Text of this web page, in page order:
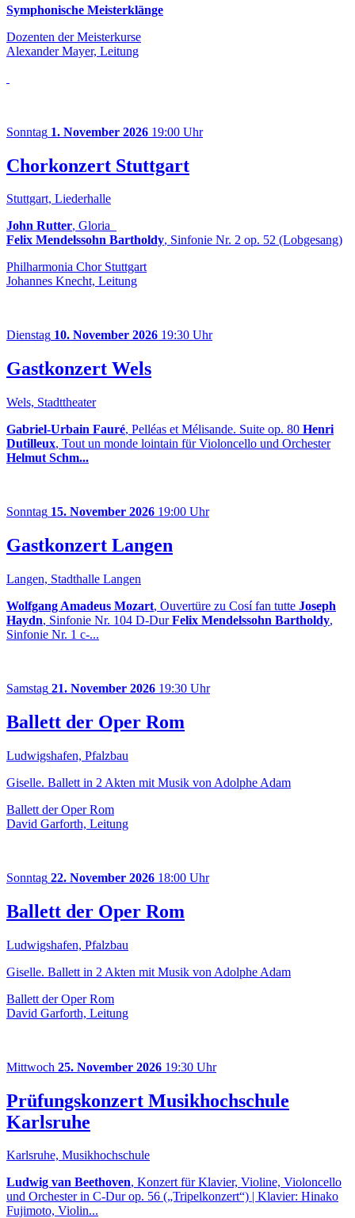
Symphonische Meisterklänge
Dozenten der Meisterkurse
Alexander Mayer, Leitung
Sonntag 1. November 2026 19:00 Uhr
Chorkonzert Stuttgart
Stuttgart, Liederhalle
John Rutter, Gloria
Felix Mendelssohn Bartholdy, Sinfonie Nr. 2 op. 52 (Lobgesang)
Philharmonia Chor Stuttgart
Johannes Knecht, Leitung
Dienstag 10. November 2026 19:30 Uhr
Gastkonzert Wels
Wels, Stadttheater
Gabriel-Urbain Fauré, Pelléas et Mélisande. Suite op. 80 Henri
Dutilleux, Tout un monde lointain für Violoncello und Orchester
Helmut Schm...
Sonntag 15. November 2026 19:00 Uhr
Gastkonzert Langen
Langen, Stadthalle Langen
Wolfgang Amadeus Mozart, Ouvertüre zu Cosí fan tutte Joseph
Haydn, Sinfonie Nr. 104 D-DurFelix Mendelssohn Bartholdy,
Sinfonie Nr. 1 c-...
Samstag 21. November 2026 19:30 Uhr
Ballett der Oper Rom
Ludwigshafen, Pfalzbau
Giselle. Ballett in 2 Akten mit Musik von Adolphe Adam
Ballett der Oper Rom
David Garforth, Leitung
Sonntag 22. November 2026 18:00 Uhr
Ballett der Oper Rom
Ludwigshafen, Pfalzbau
Giselle. Ballett in 2 Akten mit Musik von Adolphe Adam
Ballett der Oper Rom
David Garforth, Leitung
Mittwoch 25. November 2026 19:30 Uhr
Prüfungskonzert Musikhochschule
Karlsruhe
Karlsruhe, Musikhochschule
Ludwig van Beethoven, Konzert für Klavier, Violine, Violoncello
und Orchester in C-Dur op. 56 („Tripelkonzert“) | Klavier: Hinako
Fujimoto, Violin...